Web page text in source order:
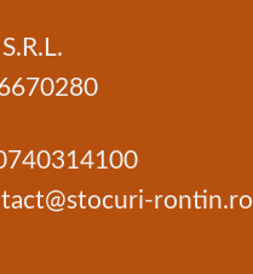
rontin.ro